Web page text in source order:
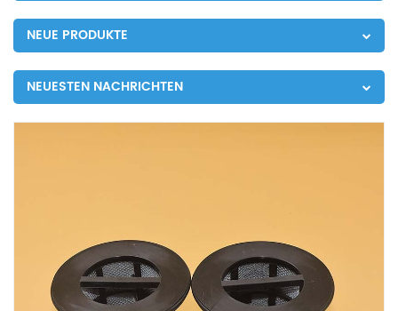
NEUE PRODUKTE
NEUESTEN NACHRICHTEN